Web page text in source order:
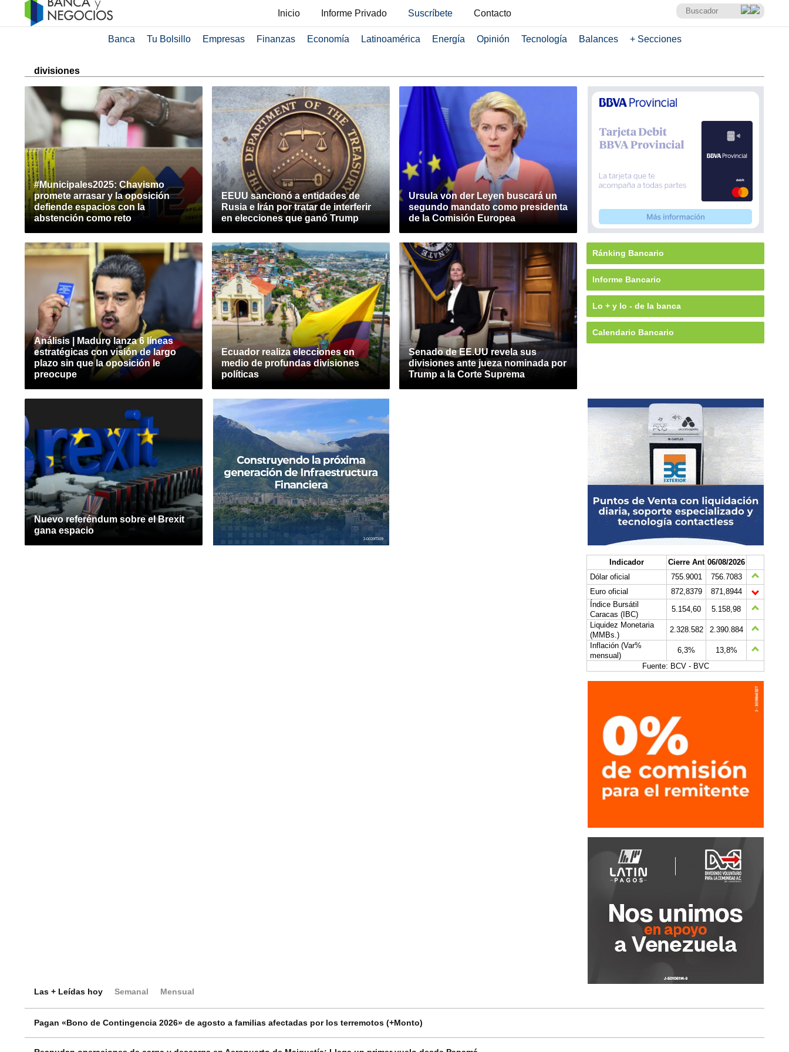
Inicio Informe Privado Suscríbete Contacto
Banca Tu Bolsillo Empresas Finanzas Economía Latinoamérica Energía Opinión Tecnología Balances + Secciones
divisiones
#Municipales2025: Chavismo
promete arrasar y la oposición
defiende espacios con la
abstención como reto
EEUU sancionó a entidades de
Rusia e Irán por tratar de interferir
en elecciones que ganó Trump
Ursula von der Leyen buscará un
segundo mandato como presidenta
de la Comisión Europea
Análisis | Maduro lanza 6 líneas
estratégicas con visión de largo
plazo sin que la oposición le
preocupe
Ecuador realiza elecciones en
medio de profundas divisiones
políticas
Senado de EE.UU revela sus
divisiones ante jueza nominada por
Trump a la Corte Suprema
Nuevo referéndum sobre el Brexit
gana espacio
Ránking Bancario
Informe Bancario
Lo + y lo - de la banca
Calendario Bancario
Indicador Cierre Ant 06/08/2026
Dólar oficial
755.9001
756.7083
Euro oficial
872,8379
871,8944
Índice Bursátil
Caracas (IBC)
5.154,60
5.158,98
Liquidez Monetaria
(MMBs.)
2.328.582
2.390.884
Inflación (Var%
mensual)
6,3%
13,8%
Fuente: BCV - BVC
Las + Leídas hoy Semanal Mensual
Pagan «Bono de Contingencia 2026» de agosto a familias afectadas por los terremotos (+Monto)